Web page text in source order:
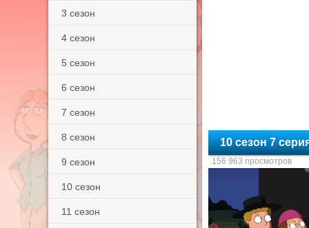
3 сезон
4 сезон
5 сезон
6 сезон
7 сезон
8 сезон
9 сезон
10 сезон
11 сезон
10 сезон 7
156 963 просмотров